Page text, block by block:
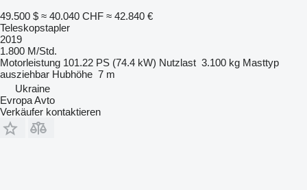
49.500 $ ≈ 40.040 CHF ≈ 42.840 €
Teleskopstapler
2019
1.800 M/Std.
Motorleistung 101.22 PS (74.4 kW) Nutzlast 3.100 kg Masttyp
ausziehbar Hubhöhe 7 m
Ukraine
Evropa Avto
Verkäufer kontaktieren